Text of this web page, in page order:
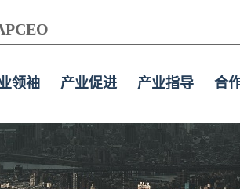
领袖 产业促进 产业指导 合